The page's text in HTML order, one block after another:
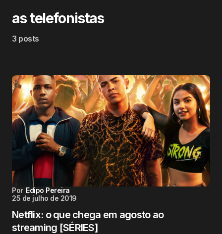
as telefonistas
3 posts
Por Edipo Pereira
25 de julho de 2019
Netflix: o que chega em agosto ao
streaming [SÉRIES]